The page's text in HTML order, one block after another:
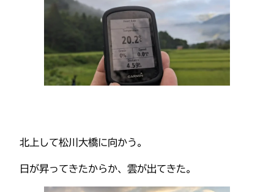
北上して松川大橋に向かう。
日が昇ってきたからか、雲が出てきた。